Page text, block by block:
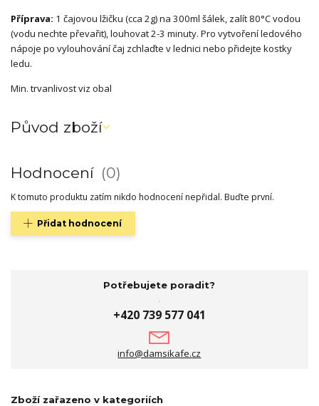
Příprava: 1 čajovou lžičku (cca 2g) na 300ml šálek, zalít 80°C vodou
(vodu nechte převařit), louhovat 2-3 minuty. Pro vytvoření ledového
nápoje po vylouhování čaj zchlaďte v lednici nebo přidejte kostky
ledu.
Min. trvanlivost viz obal
Původ zboží
Hodnocení 0
K tomuto produktu zatím nikdo hodnocení nepřidal. Buďte první.
Přidat hodnocení
Potřebujete poradit?
+420 739 577 041
info@damsikafe.cz
Zboží zařazeno v kategoriích